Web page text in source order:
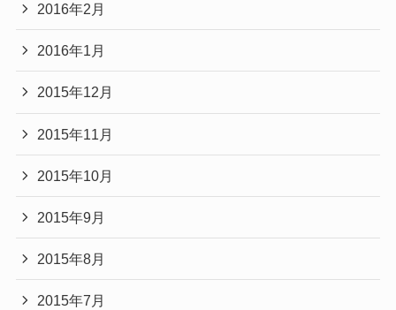
2016年2月
2016年1月
2015年12月
2015年11月
2015年10月
2015年9月
2015年8月
2015年7月